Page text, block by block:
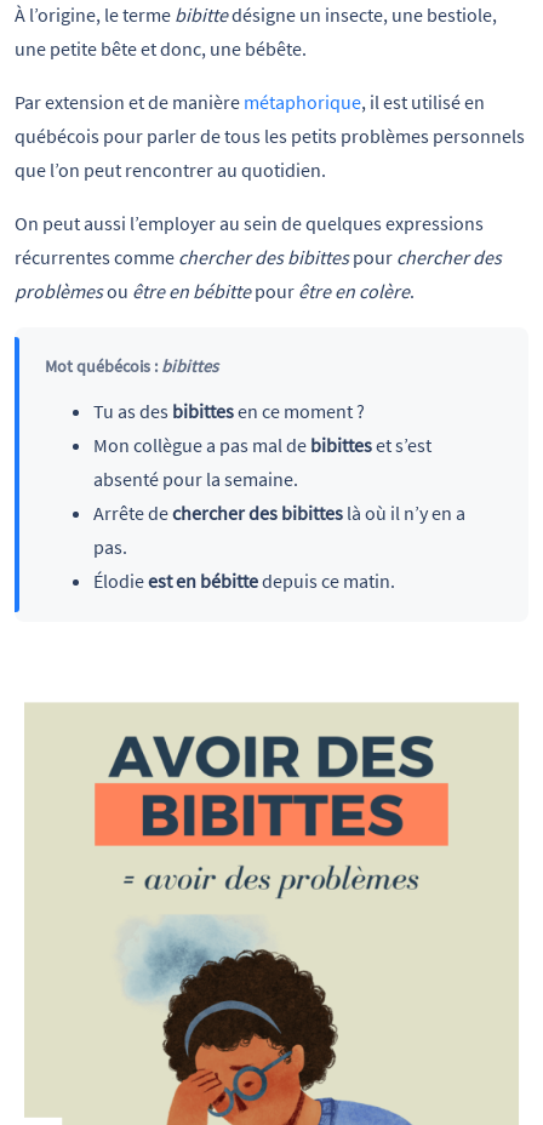
À l’origine, le terme bibittedésigne un insecte, une bestiole,
une petite bête et donc, une bébête.
Par extension et de manière métaphorique, il est utilisé en
québécois pour parler de tous les petits problèmes personnels
que l’on peut rencontrer au quotidien.
On peut aussi l’employer au sein de quelques expressions
récurrentes comme chercher des bibittespour chercher des
problèmesou être en bébittepour être en colère.
Mot québécois : bibittes
Tu as des bibittesen ce moment ?
Mon collègue a pas mal de bibitteset s’est
absenté pour la semaine.
Arrête dechercher des bibitteslà où il n’y en a
pas.
Élodieest en bébittedepuis ce matin.